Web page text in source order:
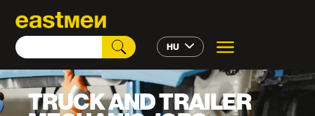
HU
TRUCK AND TRAILER